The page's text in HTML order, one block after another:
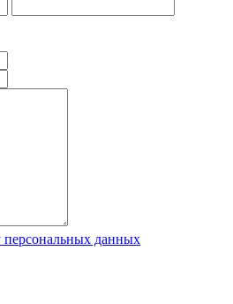
персональных данных